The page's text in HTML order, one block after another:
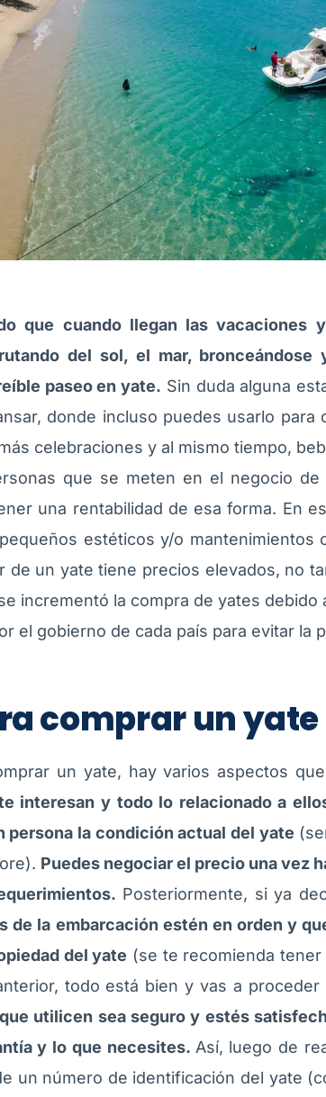
que cuando llegan las
del sol, el mar,
paseo en yate. Sin duda alguna
donde incluso puedes usarlo
celebraciones y al mismo tiempo,
que se meten en el negocio
una rentabilidad de esa forma. En
estéticos y/o mantenimientos
de un yate tiene precios elevados, no
incrementó la compra de yates
el gobierno de cada país para evitar la
comprar un yate
un yate, hay varios aspectos
interesan y todo lo relacionado a
persona la condición actual del yate
Puedes negociar el precio una vez
Posteriormente, si ya
de la embarcación estén en orden y
del yate (se te recomienda
todo está bien y vas a
utilicen sea seguro y estés
y lo que necesites. Así, luego de
un número de identificación del yate